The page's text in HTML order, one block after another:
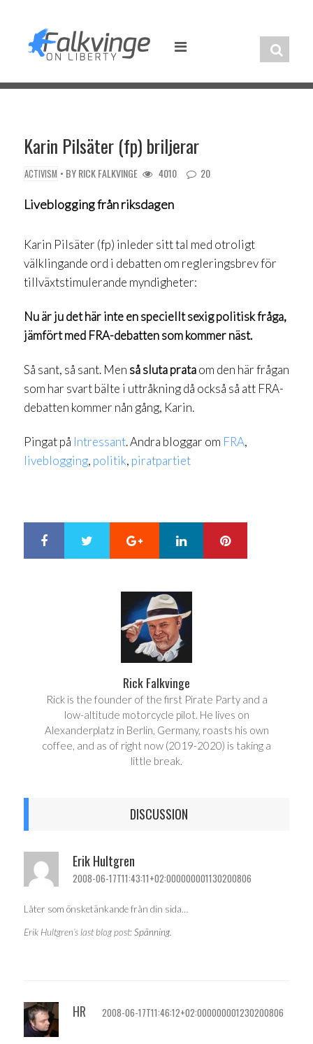
content
Karin Pilsäter (fp) briljerar
ACTIVISM • BYRICK FALKVINGE 4010 20
Liveblogging från riksdagen
Karin Pilsäter (fp) inleder sitt tal med otroligt
välklingande ord i debatten om regleringsbrev för
tillväxtstimulerande myndigheter:
Nu är ju det här inte en speciellt sexig politisk fråga,
jämfört med FRA-debatten som kommer näst.
Så sant, så sant. Men så sluta prataom den här frågan
som har svart bälte i uttråkning då också så att FRA-
debatten kommer nån gång, Karin.
Pingat på Intressant. Andra bloggar om FRA,
liveblogging, politik, piratpartiet
Google+ LinkedIn
Rick Falkvinge
Rick is the founder of the first Pirate Party and a
low-altitude motorcycle pilot. He lives on
Alexanderplatz in Berlin, Germany, roasts his own
coffee, and as of right now (2019-2020) is taking a
little break.
DISCUSSION
Erik Hultgren
2008-06-17T11:43:11+02:000000001130200806
Låter som önsketänkande från din sida…
Erik Hultgren’s last blog post:Spänning.
HR 2008-06-17T11:46:12+02:000000001230200806